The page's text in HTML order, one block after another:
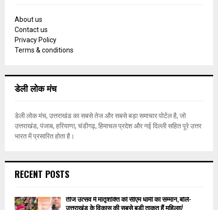
About us
Contact us
Privacy Policy
Terms & conditions
डेली लोक मंच
डेली लोक मंच, उत्तराखंड का सबसे तेज और सबसे बड़ा समाचार पोर्टल है, जो
उत्तराखंड, पंजाब, हरियाणा, चंडीगढ़, हिमाचल प्रदेश और नई दिल्ली सहित पूरे उत्तर
भारत में प्रसारित होता है।
RECENT POSTS
तीज उत्सव में मातृशक्ति को सीएम धामी का सम्मान, बोले-